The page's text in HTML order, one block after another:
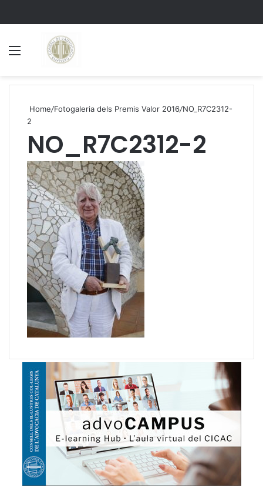
Home/Fotogaleria dels Premis Valor 2016/NO_R7C2312-
2
NO_R7C2312-2